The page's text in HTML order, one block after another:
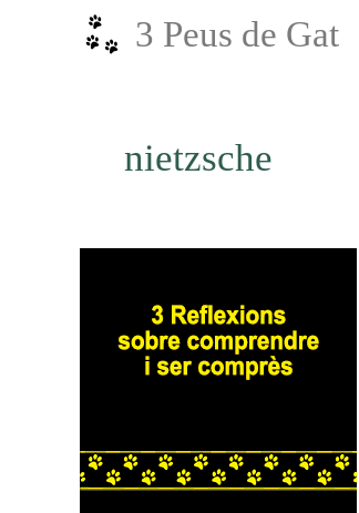
3 Peus de Gat
nietzsche